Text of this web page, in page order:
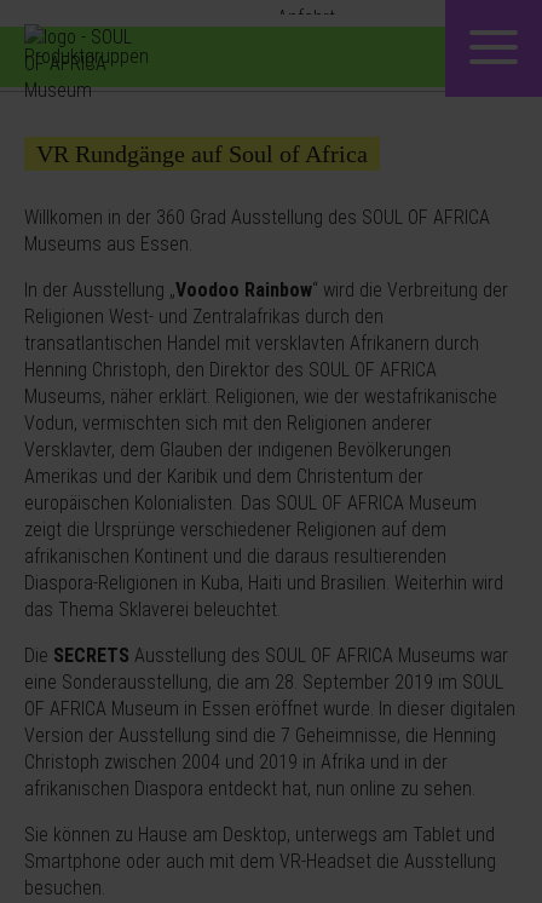
Produktgruppen
VR Rundgänge auf Soul of Africa
Willkomen in der 360 Grad Ausstellung des SOUL OF AFRICA
Museums aus Essen.
In der Ausstellung „Voodoo Rainbow“ wird die Verbreitung der
Religionen West- und Zentralafrikas durch den
transatlantischen Handel mit versklavten Afrikanern durch
Henning Christoph, den Direktor des SOUL OF AFRICA
Museums, näher erklärt. Religionen, wie der westafrikanische
Vodun, vermischten sich mit den Religionen anderer
Versklavter, dem Glauben der indigenen Bevölkerungen
Amerikas und der Karibik und dem Christentum der
europäischen Kolonialisten. Das SOUL OF AFRICA Museum
zeigt die Ursprünge verschiedener Religionen auf dem
afrikanischen Kontinent und die daraus resultierenden
Diaspora-Religionen in Kuba, Haiti und Brasilien. Weiterhin wird
das Thema Sklaverei beleuchtet.
Die SECRETS Ausstellung des SOUL OF AFRICA Museums war
eine Sonderausstellung, die am 28. September 2019 im SOUL
OF AFRICA Museum in Essen eröffnet wurde. In dieser digitalen
Version der Ausstellung sind die 7 Geheimnisse, die Henning
Christoph zwischen 2004 und 2019 in Afrika und in der
afrikanischen Diaspora entdeckt hat, nun online zu sehen.
Sie können zu Hause am Desktop, unterwegs am Tablet und
Smartphone oder auch mit dem VR-Headset die Ausstellung
besuchen.